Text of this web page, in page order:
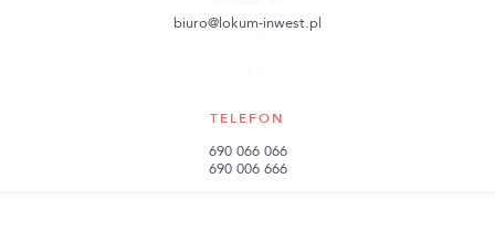
biuro@lokum-inwest.pl
TELEFON
690 066 066
690 006 666